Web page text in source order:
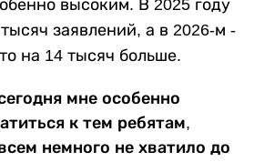
высоким. В 2025 году
заявлений, а в 2026-м -
на 14 тысяч больше.
мне особенно
к тем ребятам,
немного не хватило до